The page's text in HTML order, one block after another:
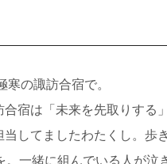
の諏訪合宿で。
宿は「未来を先取りす
してましたわたくし。
一緒に組んでいる人が泣